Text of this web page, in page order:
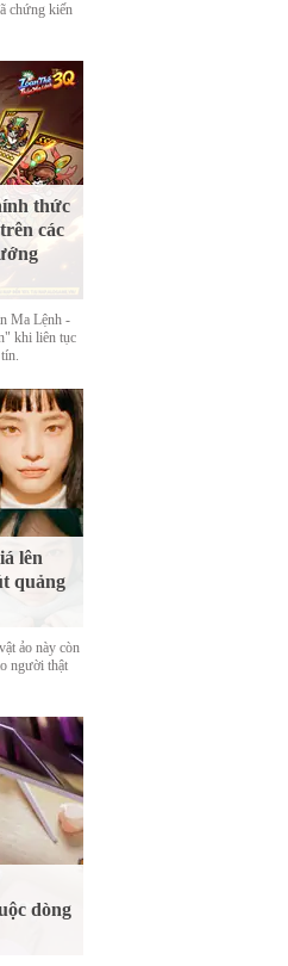
chứng kiến
thức
các
Ma Lệnh -
khi liên tục
lên
quảng
ảo này còn
người thật
dòng